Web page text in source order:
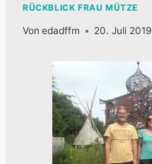
RÜCKBLICK FRAU MÜTZE
Von edadffm 20. Juli 2019